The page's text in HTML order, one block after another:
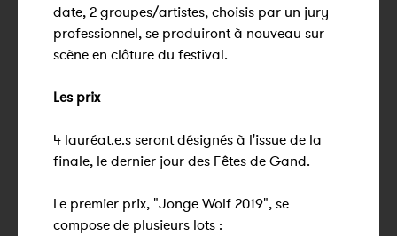
date, 2 groupes/artistes, choisis par un jury
professionnel, se produiront à nouveau sur
scène en clôture du festival.
Les prix
4 lauréat.e.s seront désignés à l'issue de la
finale, le dernier jour des Fêtes de Gand.
Le premier prix, "Jonge Wolf 2019", se
compose de plusieurs lots :